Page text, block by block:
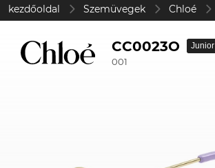
kezdőoldal Szemüvegek Chloé
CC0023O
001
Junior